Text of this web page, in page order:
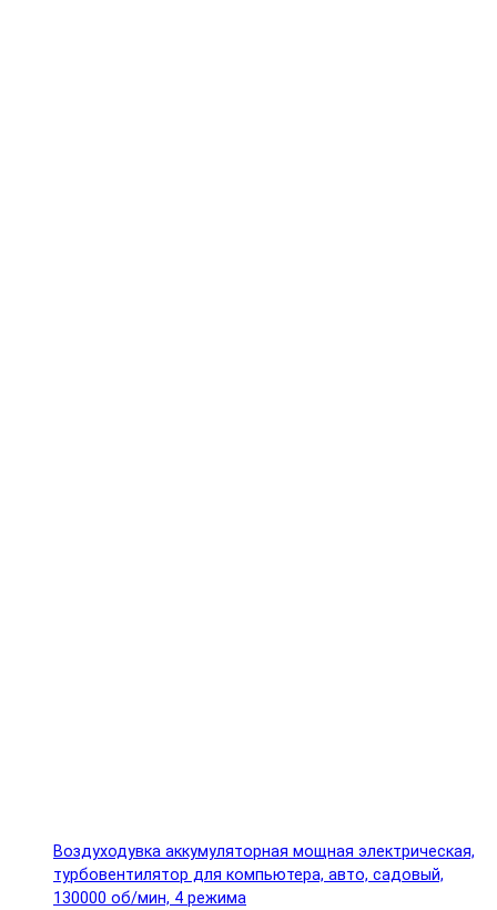
Воздуходувка аккумуляторная мощная электрическая,
турбовентилятор для компьютера, авто, садовый,
130000 об/мин, 4 режима